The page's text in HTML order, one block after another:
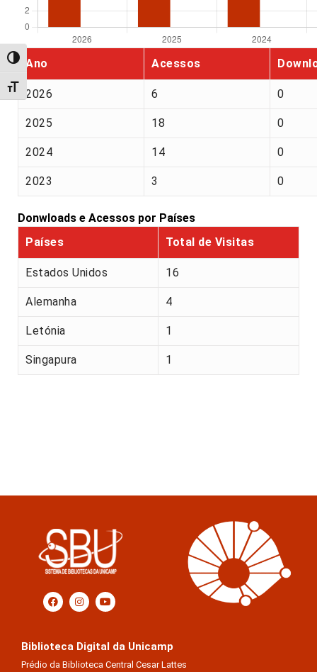
Alternar alto contraste
Alternar tamanho da fonte
Ano Acessos
2026 6 0
2025 18 0
2024 14 0
2023 3 0
Donwloads e Acessos por Países
Países
Total de Visitas
Estados Unidos 16
Alemanha 4
Letónia 1
Singapura 1
Biblioteca Digital da Unicamp
Prédio da Biblioteca Central Cesar Lattes